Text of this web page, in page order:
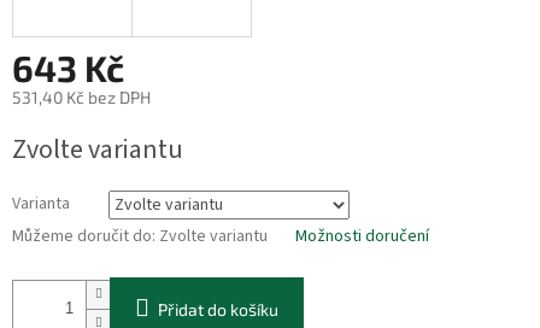
643 Kč
531,40 Kč bez DPH
cena:
Zvolte variantu
Varianta
Můžeme doručit do: Zvolte variantu Možnosti doručení
Přidat do košíku